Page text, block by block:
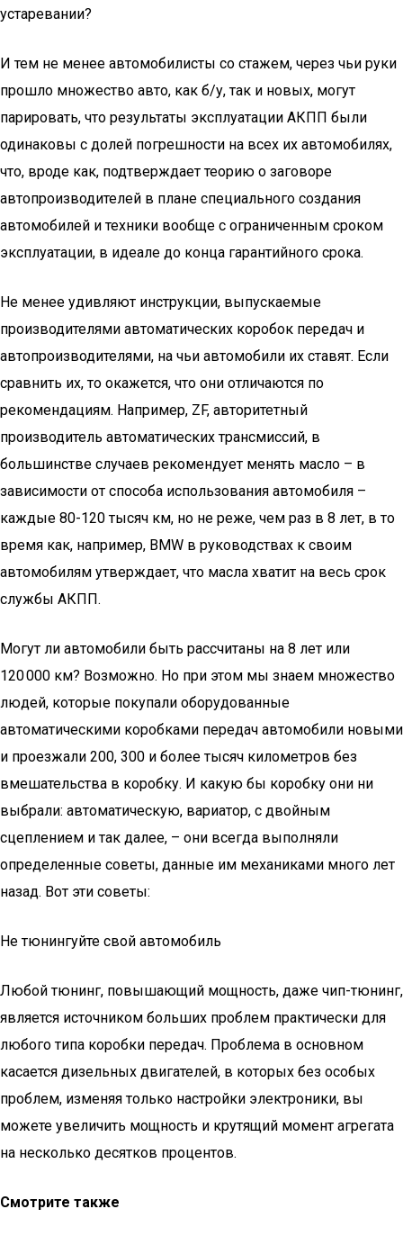
устаревании?
И тем не менее автомобилисты со стажем, через чьи руки
прошло множество авто, как б/у, так и новых, могут
парировать, что результаты эксплуатации АКПП были
одинаковы с долей погрешности на всех их автомобилях,
что, вроде как, подтверждает теорию о заговоре
автопроизводителей в плане специального создания
автомобилей и техники вообще с ограниченным сроком
эксплуатации, в идеале до конца гарантийного срока.
Не менее удивляют инструкции, выпускаемые
производителями автоматических коробок передач и
автопроизводителями, на чьи автомобили их ставят. Если
сравнить их, то окажется, что они отличаются по
рекомендациям. Например, ZF, авторитетный
производитель автоматических трансмиссий, в
большинстве случаев рекомендует менять масло – в
зависимости от способа использования автомобиля –
каждые 80-120 тысяч км, но не реже, чем раз в 8 лет, в то
время как, например, BMW в руководствах к своим
автомобилям утверждает, что масла хватит на весь срок
службы АКПП.
Могут ли автомобили быть рассчитаны на 8 лет или
120 000 км? Возможно. Но при этом мы знаем множество
людей, которые покупали оборудованные
автоматическими коробками передач автомобили новыми
и проезжали 200, 300 и более тысяч километров без
вмешательства в коробку. И какую бы коробку они ни
выбрали: автоматическую, вариатор, с двойным
сцеплением и так далее, – они всегда выполняли
определенные советы, данные им механиками много лет
назад. Вот эти советы:
Не тюнингуйте свой автомобиль
Любой тюнинг, повышающий мощность, даже чип-тюнинг,
является источником больших проблем практически для
любого типа коробки передач. Проблема в основном
касается дизельных двигателей, в которых без особых
проблем, изменяя только настройки электроники, вы
можете увеличить мощность и крутящий момент агрегата
на несколько десятков процентов.
Смотрите также